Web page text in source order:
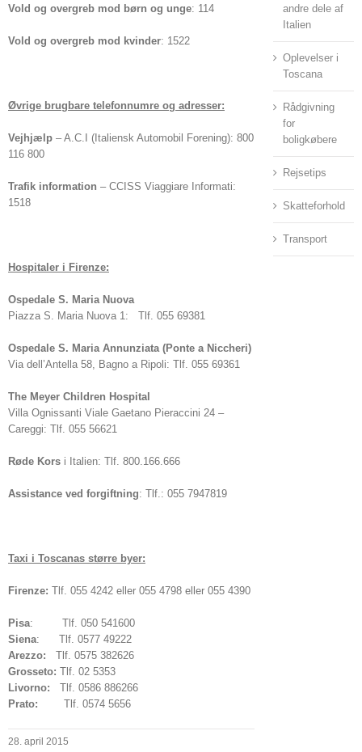
Vold og overgreb mod børn og unge: 114
Vold og overgreb mod kvinder: 1522
Øvrige brugbare telefonnumre og adresser:
Vejhjælp – A.C.I (Italiensk Automobil Forening): 800
116 800
Trafik information – CCISS Viaggiare Informati:
1518
Hospitaler i Firenze:
Ospedale S. Maria Nuova
Piazza S. Maria Nuova 1: Tlf. 055 69381
Ospedale S. Maria Annunziata (Ponte a Niccheri)
Via dell’Antella 58, Bagno a Ripoli: Tlf. 055 69361
The Meyer Children Hospital
Villa Ognissanti Viale Gaetano Pieraccini 24 –
Careggi: Tlf. 055 56621
Røde Kors i Italien: Tlf. 800.166.666
Assistance ved forgiftning: Tlf.: 055 7947819
Taxi i Toscanas større byer:
Firenze: Tlf. 055 4242 eller 055 4798 eller 055 4390
Pisa: Tlf. 050 541600
Siena: Tlf. 0577 49222
Arezzo: Tlf. 0575 382626
Grosseto: Tlf. 02 5353
Livorno: Tlf. 0586 886266
Prato: Tlf. 0574 5656
28. april 2015
andre dele af
Italien
Oplevelser i
Toscana
Rådgivning
for
boligkøbere
Rejsetips
Skatteforhold
Transport